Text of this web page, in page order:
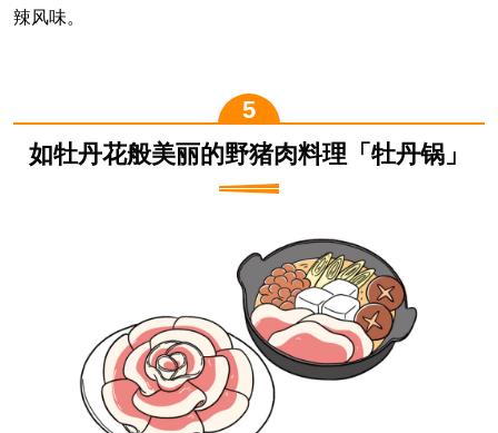
辣风味。
如牡丹花般美丽的野猪肉料理「牡丹锅」